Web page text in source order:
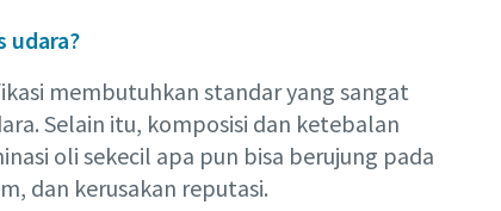
udara?
membutuhkan standar yang sangat
Selain itu, komposisi dan ketebalan
oli sekecil apa pun bisa berujung pada
dan kerusakan reputasi.